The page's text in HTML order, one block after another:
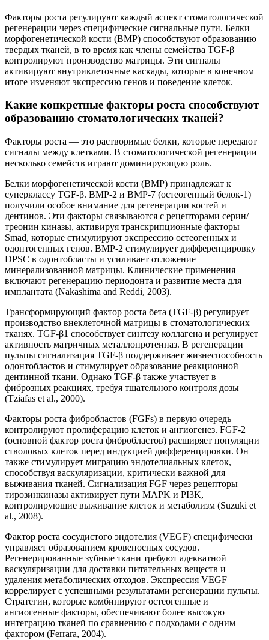
Факторы роста регулируют каждый аспект стоматологической
регенерации через специфические сигнальные пути. Белки
морфогенетической кости (BMP) способствуют образованию
твердых тканей, в то время как члены семейства TGF-β
контролируют производство матрицы. Эти сигналы
активируют внутриклеточные каскады, которые в конечном
итоге изменяют экспрессию генов и поведение клеток.
Какие конкретные факторы роста способствуют
образованию стоматологических тканей?
Факторы роста — это растворимые белки, которые передают
сигналы между клетками. В стоматологической регенерации
несколько семейств играют доминирующую роль.
Белки морфогенетической кости (BMP) принадлежат к
суперклассу TGF-β. BMP-2 и BMP-7 (остеогенный белок-1)
получили особое внимание для регенерации костей и
дентинов. Эти факторы связываются с рецепторами серин/
треонин киназы, активируя транскрипционные факторы
Smad, которые стимулируют экспрессию остеогенных и
одонтогенных генов. BMP-2 стимулирует дифференцировку
DPSC в одонтобласты и усиливает отложение
минерализованной матрицы. Клинические применения
включают регенерацию периодонта и развитие места для
имплантата (Nakashima and Reddi, 2003).
Трансформирующий фактор роста бета (TGF-β) регулирует
производство внеклеточной матрицы в стоматологических
тканях. TGF-β1 способствует синтезу коллагена и регулирует
активность матричных металлопротеиназ. В регенерации
пульпы сигнализация TGF-β поддерживает жизнеспособность
одонтобластов и стимулирует образование реакционной
дентинной ткани. Однако TGF-β также участвует в
фиброзных реакциях, требуя тщательного контроля дозы
(Tziafas et al., 2000).
Факторы роста фибробластов (FGFs) в первую очередь
контролируют пролиферацию клеток и ангиогенез. FGF-2
(основной фактор роста фибробластов) расширяет популяции
стволовых клеток перед индукцией дифференцировки. Он
также стимулирует миграцию эндотелиальных клеток,
способствуя васкуляризации, критически важной для
выживания тканей. Сигнализация FGF через рецепторы
тирозинкиназы активирует пути MAPK и PI3K,
контролирующие выживание клеток и метаболизм (Suzuki et
al., 2008).
Фактор роста сосудистого эндотелия (VEGF) специфически
управляет образованием кровеносных сосудов.
Регенерированные зубные ткани требуют адекватной
васкуляризации для доставки питательных веществ и
удаления метаболических отходов. Экспрессия VEGF
коррелирует с успешными результатами регенерации пульпы.
Стратегии, которые комбинируют остеогенные и
ангиогенные факторы, обеспечивают более высокую
интеграцию тканей по сравнению с подходами с одним
фактором (Ferrara, 2004).